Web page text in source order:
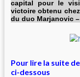
capital pour le
victoire obtenu
du duo Marjanovic
Pour lire la suite
ci-dessous